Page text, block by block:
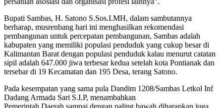
Bupati Sambas, H. Satono S.Sos.I.MH, dalam sambutannya
berharap, musrenbang hari ini menghasilkan rekomendasi
pembangunan untuk percepatan pembangunan, Sambas adalah
kabupaten yang memiliki populasi penduduk yang cukup besar di
Kalimantan Barat dengan populasi penduduk kalau menurut catatan
sipil adalah 647.000 jiwa terbesar kedua setelah kota Pontianak dan
tersebar di 19 Kecamatan dan 195 Desa, terang Satono.
Pada kesempatan yang sama pula Dandim 1208/Sambas Letkol Inf
Dadang Armada Sari S.I.P, menambahkan
Pemerintah Daerah sampai dengan paling bawah diharapkan juga